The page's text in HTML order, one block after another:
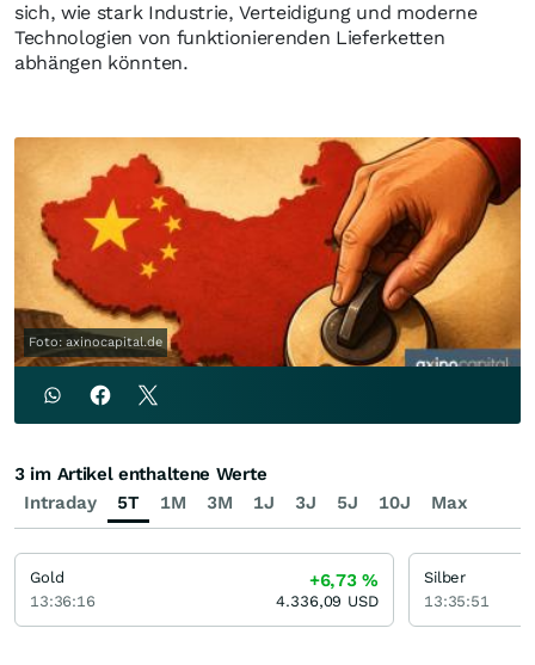
sich, wie stark Industrie, Verteidigung und moderne
Technologien von funktionierenden Lieferketten
abhängen könnten.
Foto: axinocapital.de
Intraday 5T 1M 3M 1J 3J 5J 10J Max
3 im Artikel enthaltene Werte
Gold
13:36:16
+6,73%
4.336,09 USD
Silber
13:35:51